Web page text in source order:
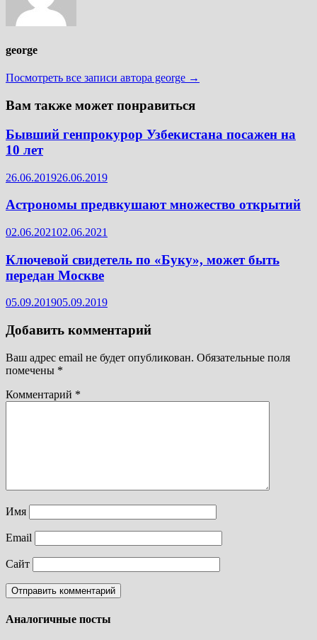
george
Посмотреть все записи автора george →
Вам также может понравиться
Бывший генпрокурор Узбекистана посажен на
10 лет
26.06.201926.06.2019
Астрономы предвкушают множество открытий
02.06.202102.06.2021
Ключевой свидетель по «Буку», может быть
передан Москве
05.09.201905.09.2019
Добавить комментарий
Ваш адрес email не будет опубликован. Обязательные поля
помечены *
Комментарий *
Имя
Email
Сайт
Аналогичные посты